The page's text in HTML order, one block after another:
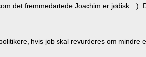
det fremmedartede Joachim er jødisk…).
hvis job skal revurderes om mindre